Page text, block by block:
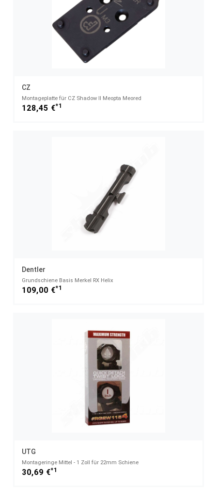
CZ
Montageplatte für CZ Shadow II Meopta Meored
128,45 €*1
Dentler
Grundschiene Basis Merkel RX Helix
109,00 €*1
UTG
Montageringe Mittel - 1 Zoll für 22mm Schiene
30,69 €*1